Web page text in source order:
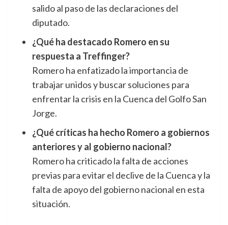
salido al paso de las declaraciones del
diputado.
¿Qué ha destacado Romero en su
respuesta a Treffinger?
Romero ha enfatizado la importancia de
trabajar unidos y buscar soluciones para
enfrentar la crisis en la Cuenca del Golfo San
Jorge.
¿Qué críticas ha hecho Romero a gobiernos
anteriores y al gobierno nacional?
Romero ha criticado la falta de acciones
previas para evitar el declive de la Cuenca y la
falta de apoyo del gobierno nacional en esta
situación.